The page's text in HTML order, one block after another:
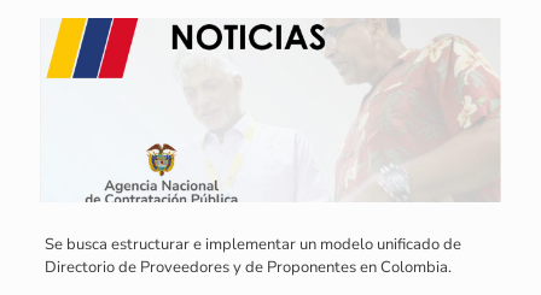
Se busca estructurar e implementar un modelo unificado de
Directorio de Proveedores y de Proponentes en Colombia.